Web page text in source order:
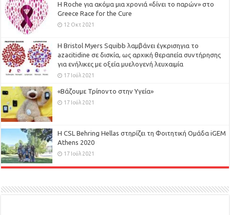
H Roche για ακόμα μια χρονιά «δίνει το παρών» στο
Greece Race for the Cure
12 Οκτ 2021
Η Bristol Myers Squibb λαμβάνει έγκρισηγια το
azacitidine σε δισκία, ως αρχική θεραπεία συντήρησης
για ενήλικες με οξεία μυελογενή λευχαιμία
17 Ιούλ 2021
«Βάζουμε Τρίποντο στην Υγεία»
17 Ιούλ 2021
H CSL Behring Hellas στηρίζει τη Φοιτητική Ομάδα iGEM
Athens 2020
17 Ιούλ 2021